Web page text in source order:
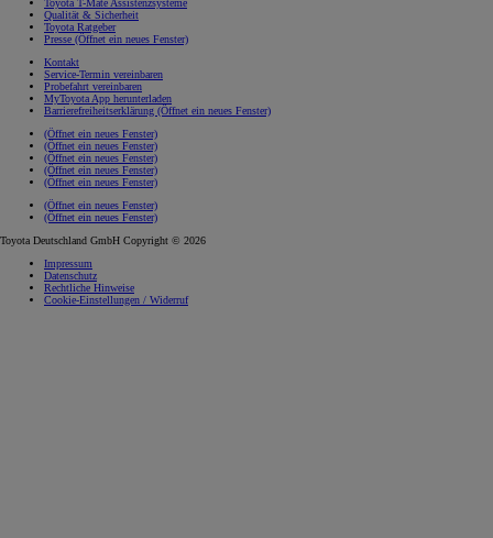
Toyota T-Mate Assistenzsysteme
Qualität & Sicherheit
Toyota Ratgeber
Presse (Öffnet ein neues Fenster)
Kontakt
Service-Termin vereinbaren
Probefahrt vereinbaren
MyToyota App herunterladen
Barrierefreiheitserklärung (Öffnet ein neues Fenster)
(Öffnet ein neues Fenster)
(Öffnet ein neues Fenster)
(Öffnet ein neues Fenster)
(Öffnet ein neues Fenster)
(Öffnet ein neues Fenster)
(Öffnet ein neues Fenster)
(Öffnet ein neues Fenster)
Toyota Deutschland GmbH Copyright © 2026
Impressum
Datenschutz
Rechtliche Hinweise
Cookie-Einstellungen / Widerruf